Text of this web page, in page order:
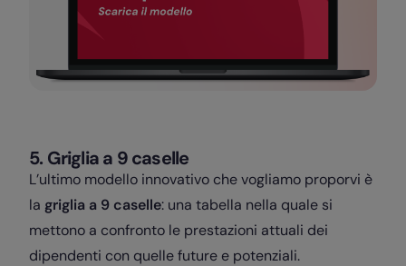
5. Griglia a 9 caselle
L’ultimo modello innovativo che vogliamo proporvi è
la griglia a 9 caselle: una tabella nella quale si
mettono a confronto le prestazioni attuali dei
dipendenti con quelle future e potenziali.